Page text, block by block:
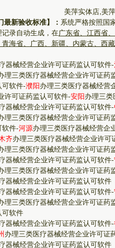
美萍实体店,美
最新验收标准】： 系统严格按照国
录自动生成，在广东省、江西省
海省、广西、新疆、内蒙古、西
器械经营企业许可证药监认可软件-
理三类医疗器械经营企业许可证药
软件-濮阳办理三类医疗器械经营
许可证药监认可软件-安阳办理三
器械经营企业许可证药监认可软件-
理三类医疗器械经营企业许可证药
软件-河源办理三类医疗器械经营企
齐办理三类医疗器械经营企业许可
理三类医疗器械经营企业许可证药
器械经营企业许可证药监认可软件-
理三类医疗器械经营企业许可证药
器械经营企业许可证药监认可软件
器械经营企业许可证药监认可软件-
理三类医疗器械经营企业许可证药
软件
器械经营企业许可证药监认可软件-
办理三类医疗器械经营企业许可证
器械经营企业许可证药监认可软件